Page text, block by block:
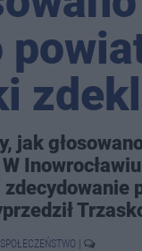
jak
SPOŁECZEŃSTWO